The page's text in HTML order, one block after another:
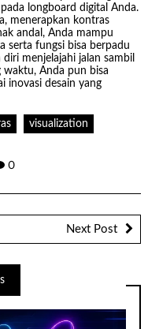
longboard digital Anda.
menerapkan kontras
andal, Anda mampu
serta fungsi bisa berpadu
menjelajahi jalan sambil
Anda pun bisa
inovasi desain yang
visualization
0
Next Post